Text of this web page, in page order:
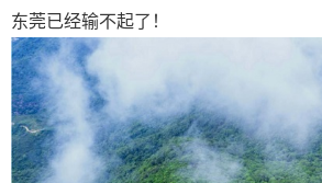
东莞已经输不起了！